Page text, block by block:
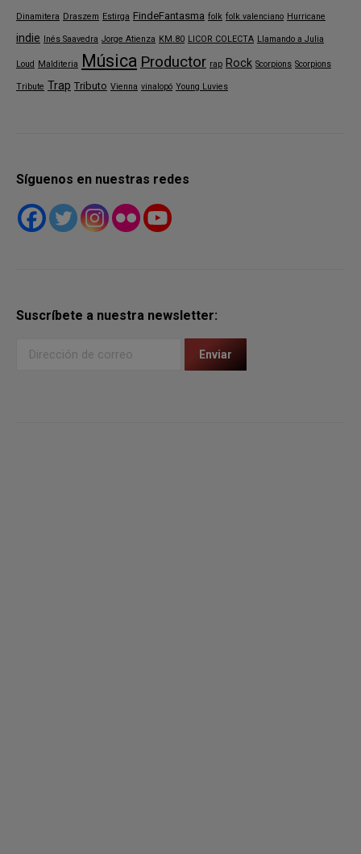
Dinamitera Draszem Estirga FindeFantasma folk folk valenciano Hurricane
indie Inés Saavedra Jorge Atienza KM.80 LICOR COLECTA Llamando a Julia
Loud Malditeria Música Productor rap Rock Scorpions Scorpions
Tribute Trap Tributo Vienna vinalopó Young Luvies
Síguenos en nuestras redes
Suscríbete a nuestra newsletter: